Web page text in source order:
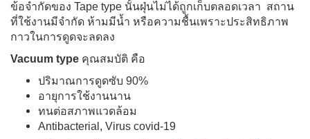
ข้อจำกัดของ Tape type นั้นฝุ่นไม่ได้ถูกเก็บตลอดเวลา สถาน
ที่ใช้งานมีจำกัด ห้ามมีน้ำ หรือความชื้นเพราะประสิทธิภาพ
กาวในการดูดจะลดลง
Vacuum type คุณสมบัติ คือ
ปริมาณการดูดซับ 90%
อายุการใช้งานนาน
ทนต่อสภาพแวดล้อม
Antibacterial, Virus covid-19